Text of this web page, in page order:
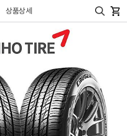
상품상세